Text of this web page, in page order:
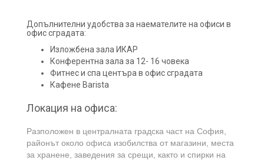
Допълнителни удобства за наемателите на офиси в
офис сградата:
Изложбена зала ИКАР
Конферентна зала за 12- 16 човека
Фитнес и спа центъра в офис сградата
Кафене Barista
Локация на офиса:
Разположен в централната градска част на София,
районът около офиса изобилства от магазини, места
за хранене, заведения за срещи, както и спирки на